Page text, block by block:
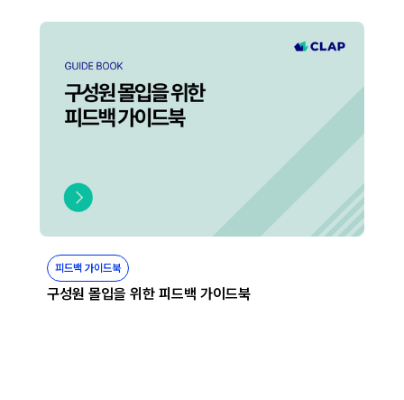
피드백 가이드북
구성원 몰입을 위한 피드백 가이드북